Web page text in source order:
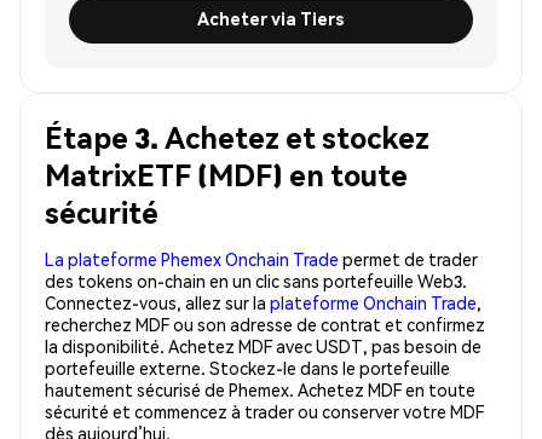
Acheter via Tiers
Étape 3. Achetez et stockez
MatrixETF (MDF) en toute
sécurité
La plateforme Phemex Onchain Trade permet de trader
des tokens on-chain en un clic sans portefeuille Web3.
Connectez-vous, allez sur la plateforme Onchain Trade,
recherchez MDF ou son adresse de contrat et confirmez
la disponibilité. Achetez MDF avec USDT, pas besoin de
portefeuille externe. Stockez-le dans le portefeuille
hautement sécurisé de Phemex. Achetez MDF en toute
sécurité et commencez à trader ou conserver votre MDF
dès aujourd’hui.